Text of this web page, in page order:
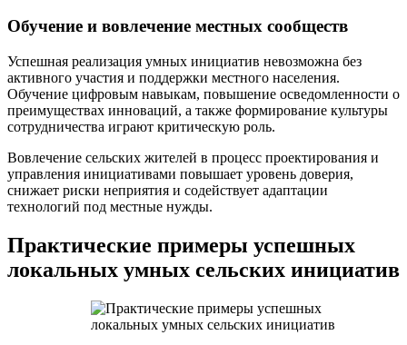
Обучение и вовлечение местных сообществ
Успешная реализация умных инициатив невозможна без
активного участия и поддержки местного населения.
Обучение цифровым навыкам, повышение осведомленности о
преимуществах инноваций, а также формирование культуры
сотрудничества играют критическую роль.
Вовлечение сельских жителей в процесс проектирования и
управления инициативами повышает уровень доверия,
снижает риски неприятия и содействует адаптации
технологий под местные нужды.
Практические примеры успешных
локальных умных сельских инициатив